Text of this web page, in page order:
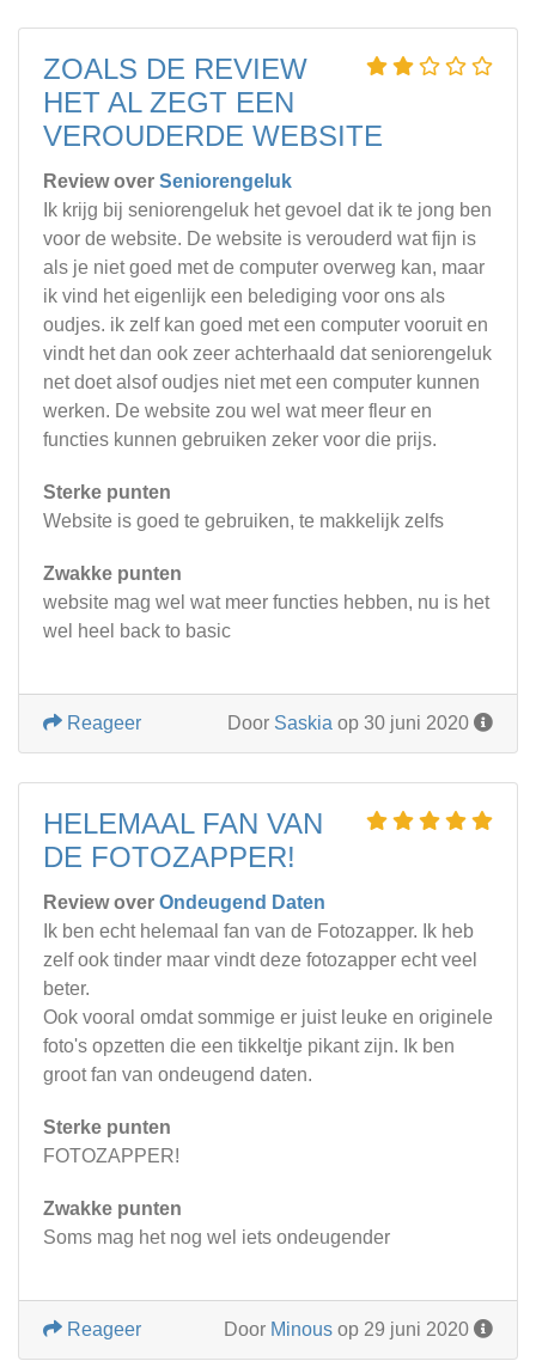
ZOALS DE REVIEW
HET AL ZEGT EEN
VEROUDERDE WEBSITE
Review over Seniorengeluk
Ik krijg bij seniorengeluk het gevoel dat ik te jong ben
voor de website. De website is verouderd wat fijn is
als je niet goed met de computer overweg kan, maar
ik vind het eigenlijk een belediging voor ons als
oudjes. ik zelf kan goed met een computer vooruit en
vindt het dan ook zeer achterhaald dat seniorengeluk
net doet alsof oudjes niet met een computer kunnen
werken. De website zou wel wat meer fleur en
functies kunnen gebruiken zeker voor die prijs.
Sterke punten
Website is goed te gebruiken, te makkelijk zelfs
Zwakke punten
website mag wel wat meer functies hebben, nu is het
wel heel back to basic
Door Saskia op 30 juni 2020
Reageer
HELEMAAL FAN VAN
DE FOTOZAPPER!
Review over Ondeugend Daten
Ik ben echt helemaal fan van de Fotozapper. Ik heb
zelf ook tinder maar vindt deze fotozapper echt veel
beter.
Ook vooral omdat sommige er juist leuke en originele
foto's opzetten die een tikkeltje pikant zijn. Ik ben
groot fan van ondeugend daten.
Sterke punten
FOTOZAPPER!
Zwakke punten
Soms mag het nog wel iets ondeugender
Door Minous op 29 juni 2020
Reageer